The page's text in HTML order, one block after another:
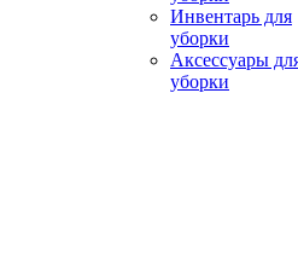
Инвентарь для
уборки
Аксессуары
уборки